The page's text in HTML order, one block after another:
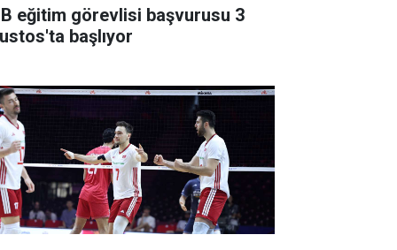
eğitim görevlisi başvurusu 3
başlıyor